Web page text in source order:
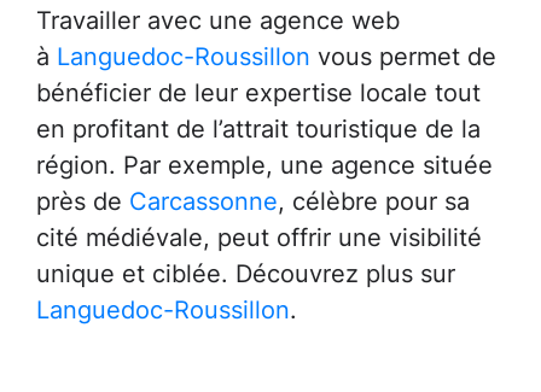
Travailler avec une agence web
à Languedoc-Roussillon vous permet de
bénéficier de leur expertise locale tout
en profitant de l’attrait touristique de la
région. Par exemple, une agence située
près de Carcassonne, célèbre pour sa
cité médiévale, peut offrir une visibilité
unique et ciblée. Découvrez plus sur
Languedoc-Roussillon.